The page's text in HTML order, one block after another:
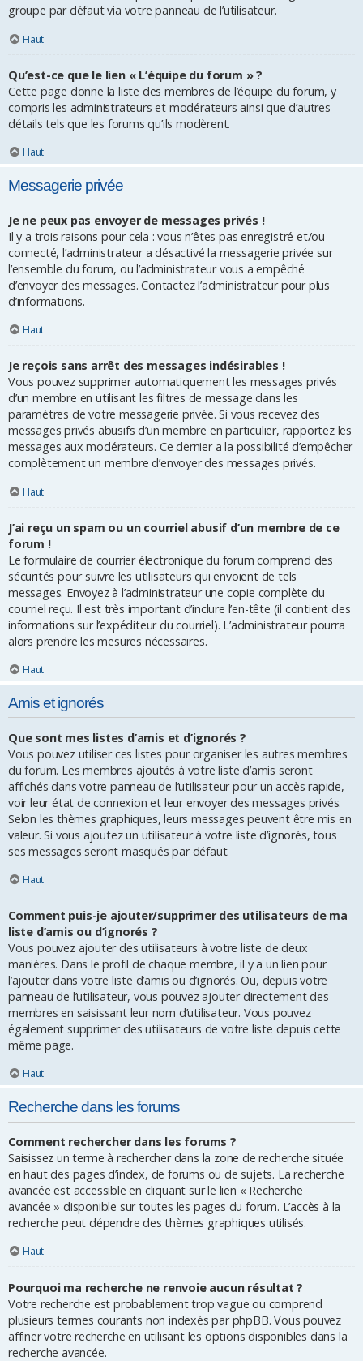
groupe par défaut via votre panneau de l’utilisateur.
Haut
Qu’est-ce que le lien « L’équipe du forum » ?
Cette page donne la liste des membres de l’équipe du forum, y
compris les administrateurs et modérateurs ainsi que d’autres
détails tels que les forums qu’ils modèrent.
Haut
Messagerie privée
Je ne peux pas envoyer de messages privés !
Il y a trois raisons pour cela : vous n’êtes pas enregistré et/ou
connecté, l’administrateur a désactivé la messagerie privée sur
l’ensemble du forum, ou l’administrateur vous a empêché
d’envoyer des messages. Contactez l’administrateur pour plus
d’informations.
Haut
Je reçois sans arrêt des messages indésirables !
Vous pouvez supprimer automatiquement les messages privés
d’un membre en utilisant les filtres de message dans les
paramètres de votre messagerie privée. Si vous recevez des
messages privés abusifs d’un membre en particulier, rapportez les
messages aux modérateurs. Ce dernier a la possibilité d’empêcher
complètement un membre d’envoyer des messages privés.
Haut
J’ai reçu un spam ou un courriel abusif d’un membre de ce
forum !
Le formulaire de courrier électronique du forum comprend des
sécurités pour suivre les utilisateurs qui envoient de tels
messages. Envoyez à l’administrateur une copie complète du
courriel reçu. Il est très important d’inclure l’en-tête (il contient des
informations sur l’expéditeur du courriel). L’administrateur pourra
alors prendre les mesures nécessaires.
Haut
Amis et ignorés
Que sont mes listes d’amis et d’ignorés ?
Vous pouvez utiliser ces listes pour organiser les autres membres
du forum. Les membres ajoutés à votre liste d’amis seront
affichés dans votre panneau de l’utilisateur pour un accès rapide,
voir leur état de connexion et leur envoyer des messages privés.
Selon les thèmes graphiques, leurs messages peuvent être mis en
valeur. Si vous ajoutez un utilisateur à votre liste d’ignorés, tous
ses messages seront masqués par défaut.
Haut
Comment puis-je ajouter/supprimer des utilisateurs de ma
liste d’amis ou d’ignorés ?
Vous pouvez ajouter des utilisateurs à votre liste de deux
manières. Dans le profil de chaque membre, il y a un lien pour
l’ajouter dans votre liste d’amis ou d’ignorés. Ou, depuis votre
panneau de l’utilisateur, vous pouvez ajouter directement des
membres en saisissant leur nom d’utilisateur. Vous pouvez
également supprimer des utilisateurs de votre liste depuis cette
même page.
Haut
Recherche dans les forums
Comment rechercher dans les forums ?
Saisissez un terme à rechercher dans la zone de recherche située
en haut des pages d’index, de forums ou de sujets. La recherche
avancée est accessible en cliquant sur le lien « Recherche
avancée » disponible sur toutes les pages du forum. L’accès à la
recherche peut dépendre des thèmes graphiques utilisés.
Haut
Pourquoi ma recherche ne renvoie aucun résultat ?
Votre recherche est probablement trop vague ou comprend
plusieurs termes courants non indexés par phpBB. Vous pouvez
affiner votre recherche en utilisant les options disponibles dans la
recherche avancée.